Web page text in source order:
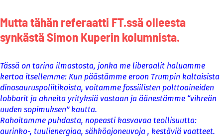
Mutta tähän referaatti FT.ssä olleesta
synkästä Simon Kuperin kolumnista.
Tässä on tarina ilmastosta, jonka me liberaalit haluamme
kertoa itsellemme: Kun päästämme eroon Trumpin kaltaisista
dinosauruspoliitikoista, voitamme fossiilisten polttoaineiden
lobbarit ja ahneita yrityksiä vastaan ja äänestämme “vihreän
uuden sopimuksen” kautta.
Rahoitamme puhdasta, nopeasti kasvavaa teollisuutta:
aurinko-, tuulienergiaa, sähköajoneuvoja , kestäviä vaatteet.